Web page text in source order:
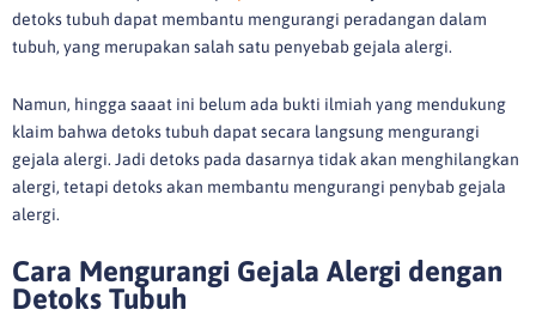
detoks tubuh dapat membantu mengurangi peradangan dalam
tubuh, yang merupakan salah satu penyebab gejala alergi.
Namun, hingga saaat ini belum ada bukti ilmiah yang mendukung
klaim bahwa detoks tubuh dapat secara langsung mengurangi
gejala alergi. Jadi detoks pada dasarnya tidak akan menghilangkan
alergi, tetapi detoks akan membantu mengurangi penybab gejala
alergi.
Cara Mengurangi Gejala Alergi dengan
Detoks Tubuh